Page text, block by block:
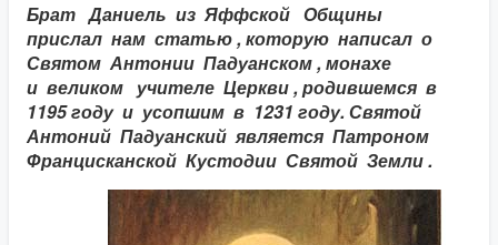
Брат Даниель из Яффской Общины
прислал нам статью , которую написал о
Святом Антонии Падуанском , монахе
и великом учителе Церкви , родившемся в
1195 году и усопшим в 1231 году. Святой
Антоний Падуанский является Патроном
Францисканской Кустодии Святой Земли .